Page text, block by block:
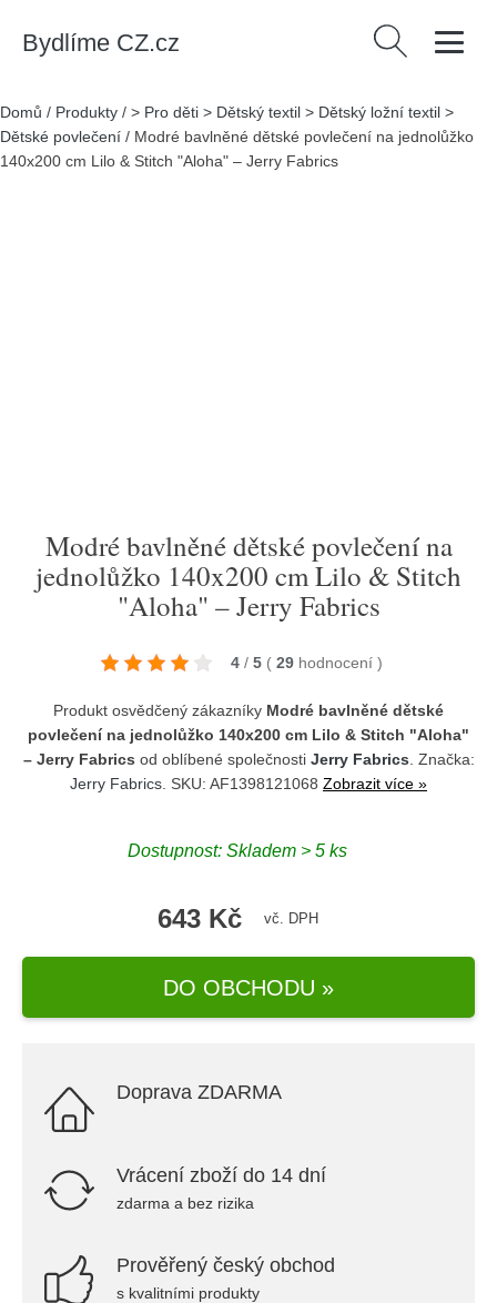
Bydlíme CZ.cz Vyhledávání
Domů / Produkty / > Pro děti > Dětský textil > Dětský ložní textil >
Dětské povlečení / Modré bavlněné dětské povlečení na jednolůžko
140x200 cm Lilo & Stitch "Aloha" – Jerry Fabrics
Modré bavlněné dětské povlečení na
jednolůžko 140x200 cm Lilo & Stitch
"Aloha" – Jerry Fabrics
4 / 5 ( 29 hodnocení )
Produkt osvědčený zákazníky Modré bavlněné dětské
povlečení na jednolůžko 140x200 cm Lilo & Stitch "Aloha"
– Jerry Fabrics od oblíbené společnosti Jerry Fabrics . Značka:
Jerry Fabrics . SKU: AF1398121068 Zobrazit více »
Dostupnost: Skladem > 5 ks
643 Kč vč. DPH
DO OBCHODU »
Doprava ZDARMA
Vrácení zboží do 14 dní
zdarma a bez rizika
Prověřený český obchod
s kvalitními produkty